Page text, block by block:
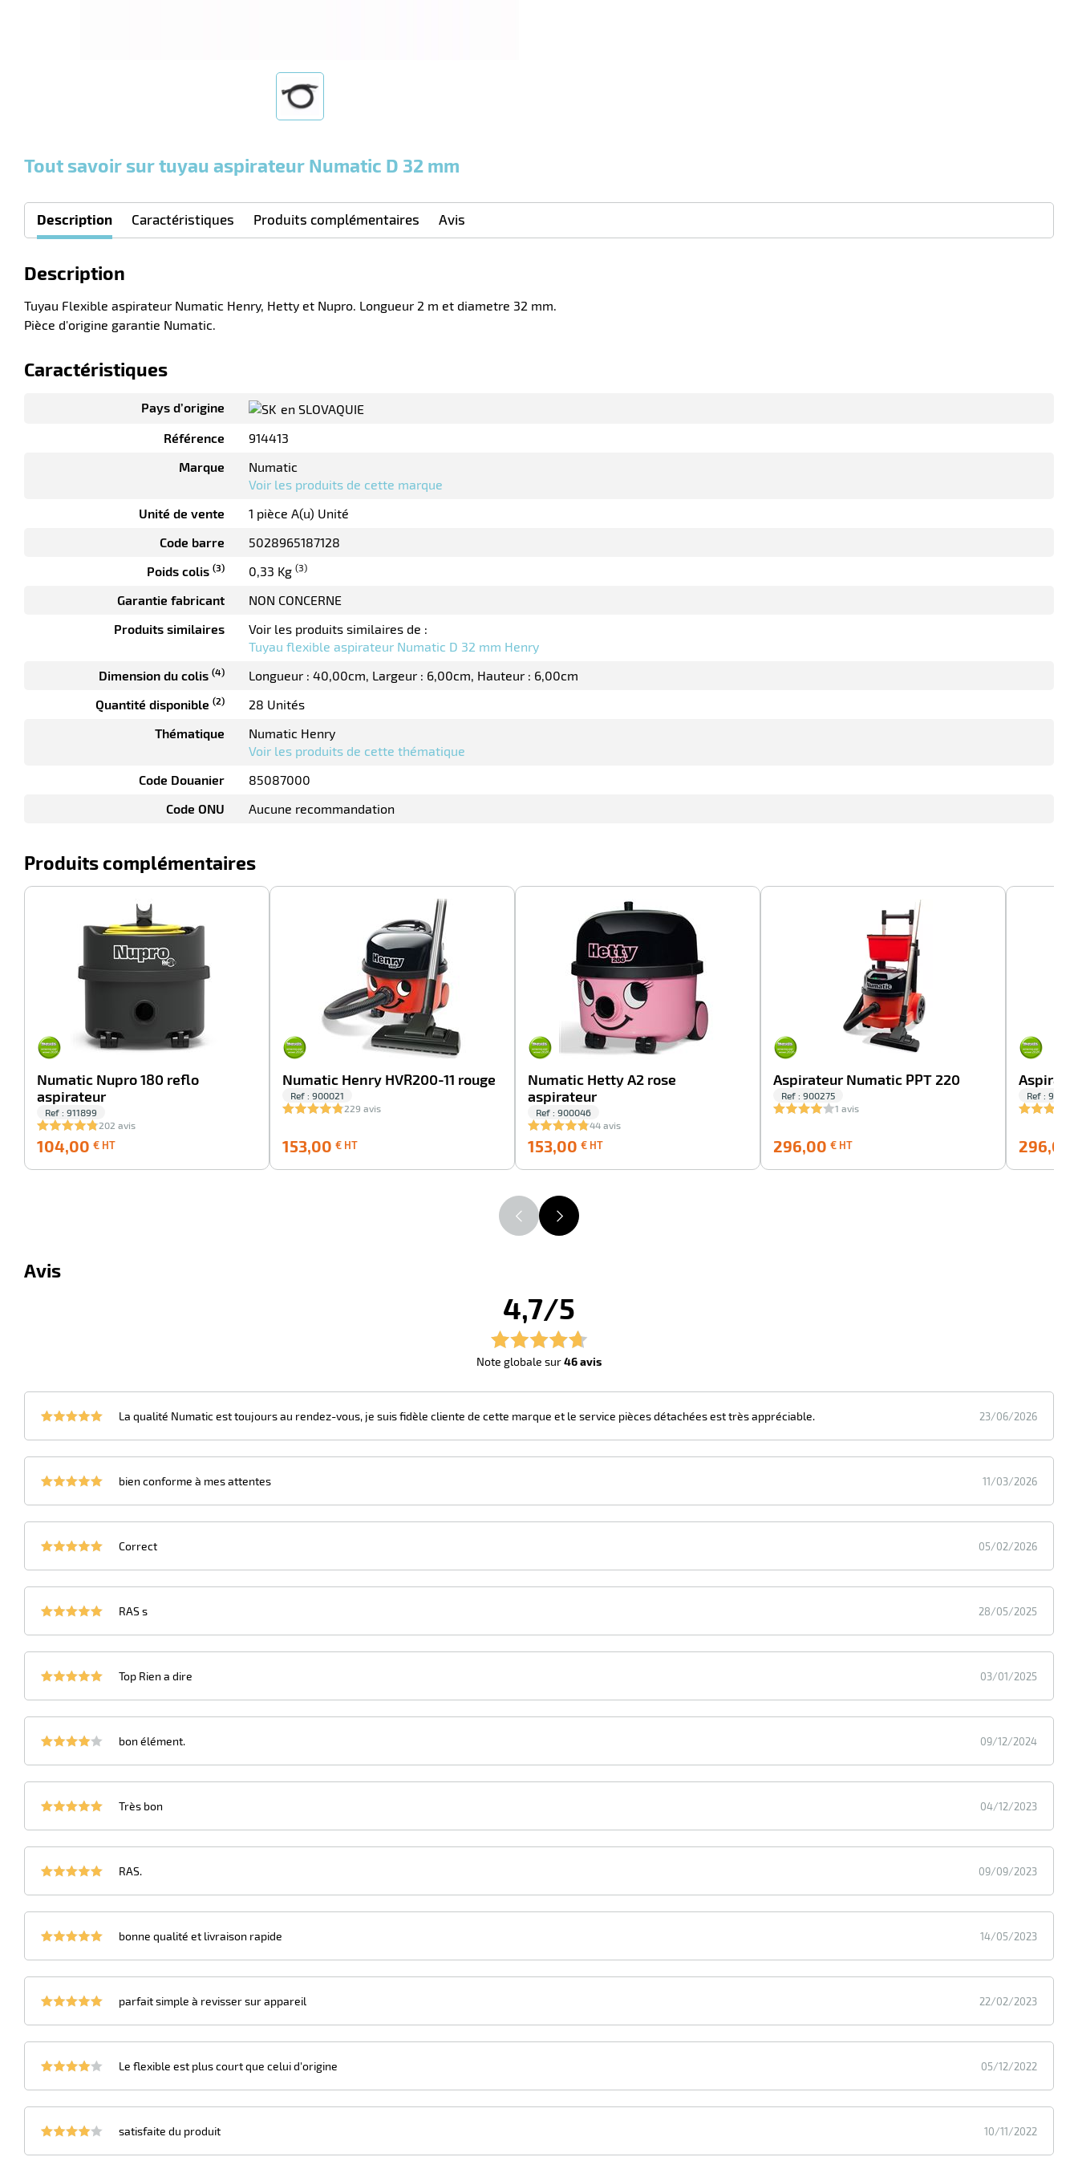
Tout savoir sur tuyau aspirateur Numatic D 32 mm
Description Caractéristiques Produits complémentaires Avis
Description
Tuyau Flexible aspirateur Numatic Henry, Hetty et Nupro. Longueur 2 m et diametre 32 mm.
Pièce d'origine garantie Numatic.
Caractéristiques
Pays d’origine
en SLOVAQUIE
Référence
914413
Marque
Numatic
Voir les produits de cette marque
Unité de vente
1 pièce A(u) Unité
Code barre
5028965187128
Poids colis (3) 0,33 Kg (3)
Garantie fabricant
NON CONCERNE
Produits similaires
Voir les produits similaires de :
Tuyau flexible aspirateur Numatic D 32 mm Henry
Dimension du colis (4) Longueur : 40,00cm Largeur : 6,00cm Hauteur : 6,00cm
Quantité disponible (2)
28 Unités
Thématique
Numatic Henry
Voir les produits de cette thématique
Code Douanier
85087000
Code ONU
Aucune recommandation
Produits complémentaires
Numatic Nupro 180 reflo
aspirateur
Ref : 911899
202 avis
104,00 € HT
HT
Numatic Henry HVR200-11 rouge
Ref : 900021
229 avis
153,00 € HT
HT
Numatic Hetty A2 rose
aspirateur
Ref : 900046
44 avis
153,00 € HT
HT
Aspirateur Numatic PPT 220
Ref : 900275
1 avis
296,00 € HT
HT
Ref :
296,00
Avis
4,7/5
Note globale sur46 avis
La qualité Numatic est toujours au rendez-vous, je suis fidèle cliente de cette marque et le service pièces détachées est très appréciable. 23/06/2026
bien conforme à mes attentes 11/03/2026
Correct 05/02/2026
RAS s 28/05/2025
Top Rien a dire 03/01/2025
bon élément. 09/12/2024
Très bon 04/12/2023
RAS. 09/09/2023
bonne qualité et livraison rapide 14/05/2023
parfait simple à revisser sur appareil 22/02/2023
Le flexible est plus court que celui d'origine 05/12/2022
satisfaite du produit 10/11/2022